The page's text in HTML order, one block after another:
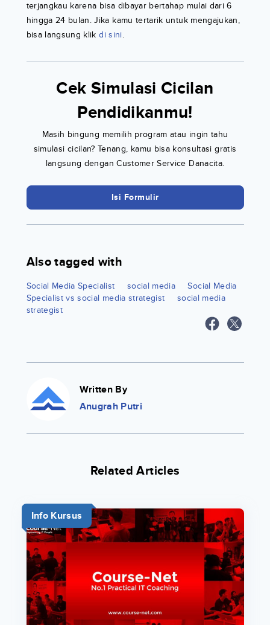
terjangkau karena bisa dibayar bertahap mulai dari 6
hingga 24 bulan. Jika kamu tertarik untuk mengajukan,
bisa langsung klik di sini.
Cek Simulasi Cicilan
Pendidikanmu!
Masih bingung memilih program atau ingin tahu
simulasi cicilan? Tenang, kamu bisa konsultasi gratis
langsung dengan Customer Service Danacita.
Isi Formulir
Also tagged with
Social Media Specialist social media
Social Media
Specialist vs social media strategist
social media
strategist
Written By
Anugrah Putri
Related Articles
Info Kursus